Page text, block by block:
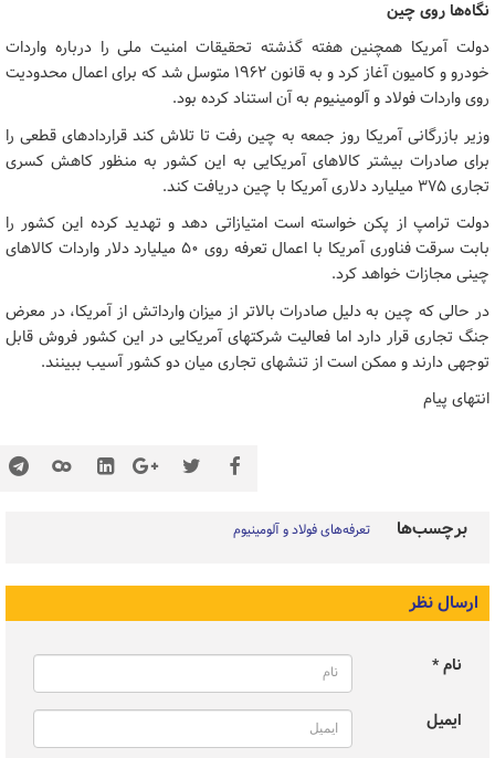
نگاه‌ها روی چین
دولت آمریکا همچنین هفته گذشته تحقیقات امنیت ملی را درباره واردات
خودرو و کامیون آغاز کرد و به قانون ۱۹۶۲ متوسل شد که برای اعمال محدودیت
روی واردات فولاد و آلومینیوم به آن استناد کرده بود.
وزیر بازرگانی آمریکا روز جمعه به چین رفت تا تلاش کند قراردادهای قطعی را
برای صادرات بیشتر کالاهای آمریکایی به این کشور به منظور کاهش کسری
تجاری ۳۷۵ میلیارد دلاری آمریکا با چین دریافت کند.
دولت ترامپ از پکن خواسته است امتیازاتی دهد و تهدید کرده این کشور را
بابت سرقت فناوری آمریکا با اعمال تعرفه روی ۵۰ میلیارد دلار واردات کالاهای
چینی مجازات خواهد کرد.
در حالی که چین به دلیل صادرات بالاتر از میزان وارداتش از آمریکا، در معرض
جنگ تجاری قرار دارد اما فعالیت شرکتهای آمریکایی در این کشور فروش قابل
توجهی دارند و ممکن است از تنشهای تجاری میان دو کشور آسیب ببینند.
انتهای پیام
برچسب‌ها تعرفه‌های فولاد و آلومینیوم
ارسال نظر
نام *
ایمیل